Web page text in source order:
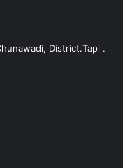
District.Tapi .